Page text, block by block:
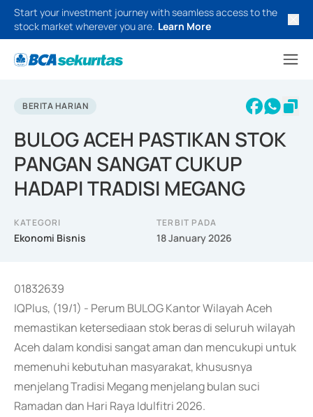
Start your investment journey with seamless access to the
stock market wherever you are. Learn More
BERITA HARIAN
BULOG ACEH PASTIKAN STOK
PANGAN SANGAT CUKUP
HADAPI TRADISI MEGANG
KATEGORI
Ekonomi Bisnis
TERBIT PADA
18 January 2026
01832639
IQPlus, (19/1) - Perum BULOG Kantor Wilayah Aceh
memastikan ketersediaan stok beras di seluruh wilayah
Aceh dalam kondisi sangat aman dan mencukupi untuk
memenuhi kebutuhan masyarakat, khususnya
menjelang Tradisi Megang menjelang bulan suci
Ramadan dan Hari Raya Idulfitri 2026.